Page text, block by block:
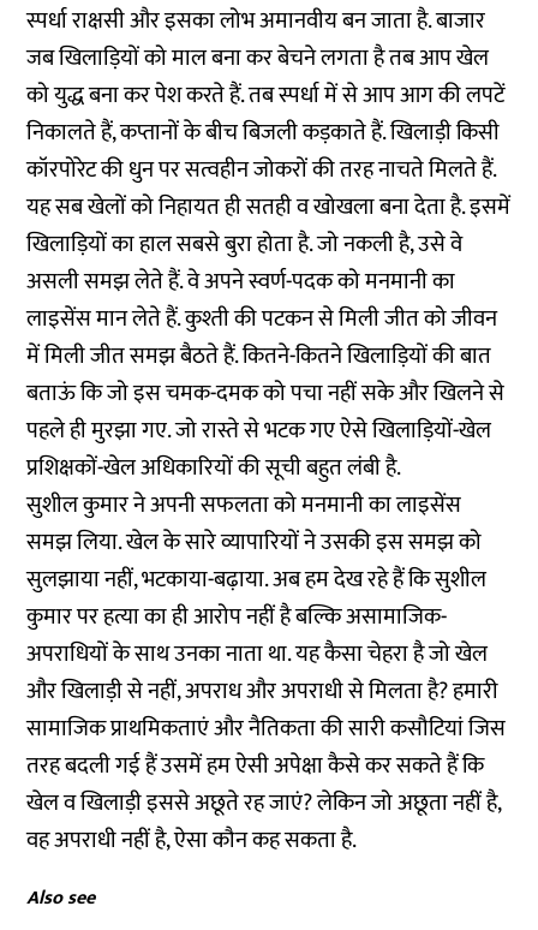
स्पर्धा राक्षसी और इसका लोभ अमानवीय बन जाता है. बाजार
जब खिलाड़ियों को माल बना कर बेचने लगता है तब आप खेल
को युद्ध बना कर पेश करते हैं. तब स्पर्धा में से आप आग की लपटें
निकालते हैं, कप्तानों के बीच बिजली कड़काते हैं. खिलाड़ी किसी
कॉरपोरेट की धुन पर सत्वहीन जोकरों की तरह नाचते मिलते हैं.
यह सब खेलों को निहायत ही सतही व खोखला बना देता है. इसमें
खिलाड़ियों का हाल सबसे बुरा होता है. जो नकली है, उसे वे
असली समझ लेते हैं. वे अपने स्वर्ण-पदक को मनमानी का
लाइसेंस मान लेते हैं. कुश्ती की पटकन से मिली जीत को जीवन
में मिली जीत समझ बैठते हैं. कितने-कितने खिलाड़ियों की बात
बताऊं कि जो इस चमक-दमक को पचा नहीं सके और खिलने से
पहले ही मुरझा गए. जो रास्ते से भटक गए ऐसे खिलाड़ियों-खेल
प्रशिक्षकों-खेल अधिकारियों की सूची बहुत लंबी है.
सुशील कुमार ने अपनी सफलता को मनमानी का लाइसेंस
समझ लिया. खेल के सारे व्यापारियों ने उसकी इस समझ को
सुलझाया नहीं, भटकाया-बढ़ाया. अब हम देख रहे हैं कि सुशील
कुमार पर हत्या का ही आरोप नहीं है बल्कि असामाजिक-
अपराधियों के साथ उनका नाता था. यह कैसा चेहरा है जो खेल
और खिलाड़ी से नहीं, अपराध और अपराधी से मिलता है? हमारी
सामाजिक प्राथमिकताएं और नैतिकता की सारी कसौटियां जिस
तरह बदली गई हैं उसमें हम ऐसी अपेक्षा कैसे कर सकते हैं कि
खेल व खिलाड़ी इससे अछूते रह जाएं? लेकिन जो अछूता नहीं है,
वह अपराधी नहीं है, ऐसा कौन कह सकता है.
Also see